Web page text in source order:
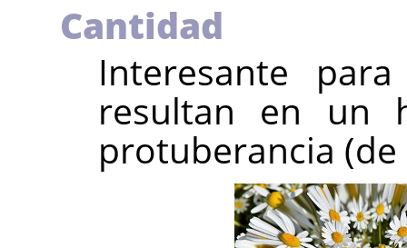
Cantidad
Interesante
resultan en un
protuberancia (de